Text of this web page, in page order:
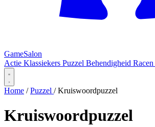
GameSalon
Actie Klassiekers Puzzel Behendigheid Racen
Home / Puzzel / Kruiswoordpuzzel
Kruiswoordpuzzel